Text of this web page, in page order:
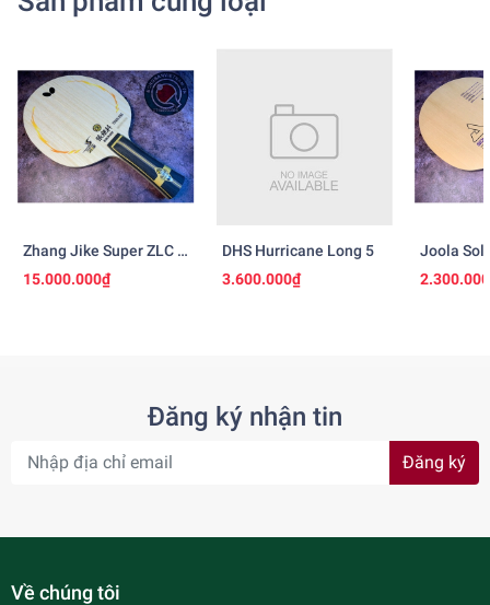
Zhang Jike Super ZLC -
Ngừng Sản Xuất
15.000.000₫
DHS Hurricane Long 5
3.600.000₫
Joola
Đăng ký nhận tin
Đăng ký
Về chúng tôi